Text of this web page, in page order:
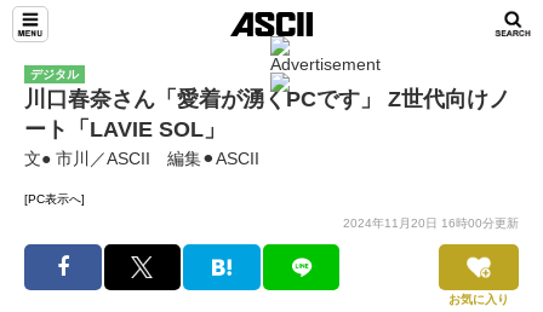
デジタル
川口春奈さん「愛着が湧くPCです」 Z世代向けノ
ート「LAVIE SOL」
文● 市川／ASCII 編集⚫︎ASCII
[PC表示へ]
2024年11月20日 16時00分更新
お気に入り